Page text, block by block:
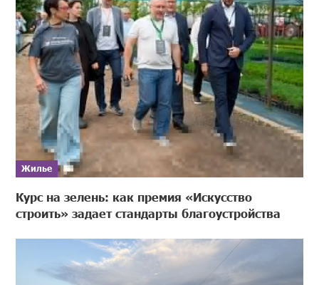
Жилье
Курс на зелень: как премия «Искусство
строить» задает стандарты благоустройства